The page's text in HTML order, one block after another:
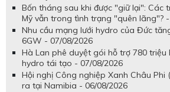
Bốn tháng sau khi được "giữ lại": Các
Mỹ vẫn trong tình trạng "quên lãng"?
Nhu cầu mạng lưới hydro của Đức
6GW - 07/08/2026
Hà Lan phê duyệt gói hỗ trợ 780 triệu
hydro tái tạo - 07/08/2026
Hội nghị Công nghiệp Xanh Châu Phi
ra tại Namibia - 06/08/2026